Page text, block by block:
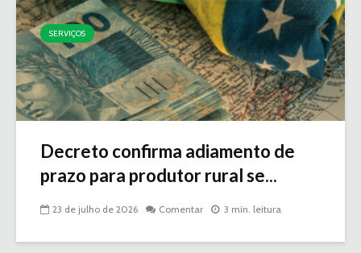
SERVIÇOS
Decreto confirma adiamento de
prazo para produtor rural se...
23 de julho de 2026 Comentar 3 min. leitura